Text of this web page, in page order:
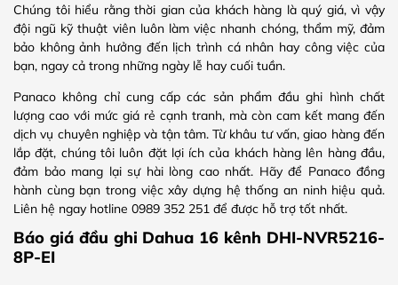
Chúng tôi hiểu rằng thời gian của khách hàng là quý giá, vì vậy
đội ngũ kỹ thuật viên luôn làm việc nhanh chóng, thẩm mỹ, đảm
bảo không ảnh hưởng đến lịch trình cá nhân hay công việc của
bạn, ngay cả trong những ngày lễ hay cuối tuần.
Panaco không chỉ cung cấp các sản phẩm đầu ghi hình chất
lượng cao với mức giá rẻ cạnh tranh, mà còn cam kết mang đến
dịch vụ chuyên nghiệp và tận tâm. Từ khâu tư vấn, giao hàng đến
lắp đặt, chúng tôi luôn đặt lợi ích của khách hàng lên hàng đầu,
đảm bảo mang lại sự hài lòng cao nhất. Hãy để Panaco đồng
hành cùng bạn trong việc xây dựng hệ thống an ninh hiệu quả.
Liên hệ ngay hotline 0989 352 251 để được hỗ trợ tốt nhất.
Báo giá đầu ghi Dahua 16 kênh DHI-NVR5216-
8P-EI